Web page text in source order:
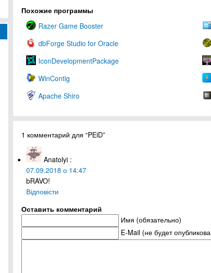
Похожие программы
Razer Game Booster
dbForge Studio for Oracle
IconDevelopmentPackage
WinContig
Apache Shiro
1 комментарий для “PEiD”
Anatolyi :
07.09.2018 о 14:47
bRAVO!
Відповісти
Оставить комментарий
Имя (обязательно)
E-Mail (не будет